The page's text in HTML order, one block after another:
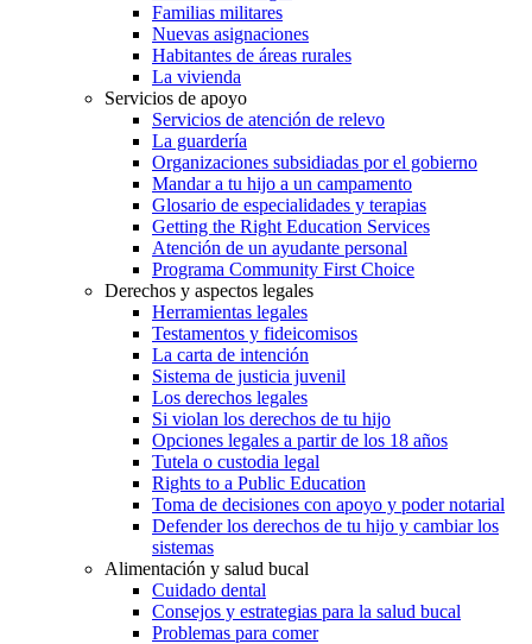
Familias militares
Nuevas asignaciones
Habitantes de áreas rurales
La vivienda
Servicios de apoyo
Servicios de atención de relevo
La guardería
Organizaciones subsidiadas por el gobierno
Mandar a tu hijo a un campamento
Glosario de especialidades y terapias
Getting the Right Education Services
Atención de un ayudante personal
Programa Community First Choice
Derechos y aspectos legales
Herramientas legales
Testamentos y fideicomisos
La carta de intención
Sistema de justicia juvenil
Los derechos legales
Si violan los derechos de tu hijo
Opciones legales a partir de los 18 años
Tutela o custodia legal
Rights to a Public Education
Toma de decisiones con apoyo y poder notarial
Defender los derechos de tu hijo y cambiar los
sistemas
Alimentación y salud bucal
Cuidado dental
Consejos y estrategias para la salud bucal
Problemas para comer